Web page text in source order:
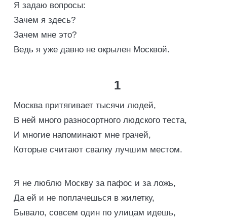
Я задаю вопросы:
Зачем я здесь?
Зачем мне это?
Ведь я уже давно не окрылен Москвой.
1
Москва притягивает тысячи людей,
В ней много разносортного людского теста,
И многие напоминают мне грачей,
Которые считают свалку лучшим местом.
Я не люблю Москву за пафос и за ложь,
Да ей и не поплачешься в жилетку,
Бывало, совсем один по улицам идешь,